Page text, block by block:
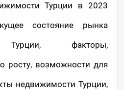
Турции в 2023
состояние рынка
Турции, факторы,
росту, возможности для
недвижимости Турции,